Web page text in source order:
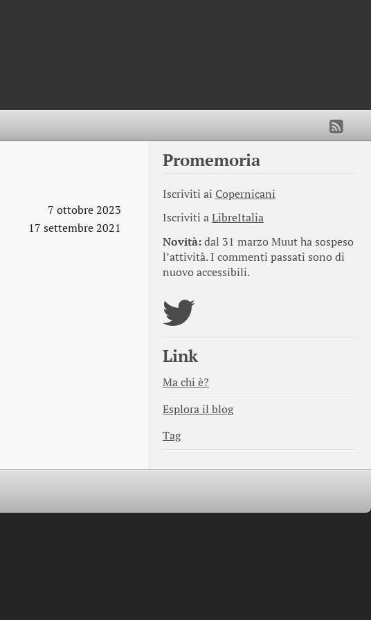
7 ottobre 2023
17 settembre 2021
Promemoria
Iscriviti ai Copernicani
Iscriviti aLibreItalia
Novità:dal 31 marzo Muut ha sospeso
l’attività. I commenti passati sono di
nuovo accessibili.
Link
Ma chi è?
Esplora il blog
Tag